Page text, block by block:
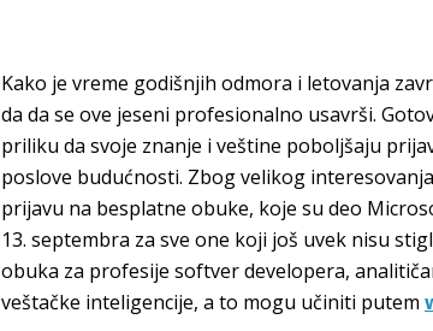
Kako je vreme godišnjih odmora i letovanja
da da se ove jeseni profesionalno usavrši.
priliku da svoje znanje i veštine poboljšaju
poslove budućnosti. Zbog velikog
prijavu na besplatne obuke, koje su deo
13. septembra za sve one koji još uvek nisu
obuka za profesije softver developera,
veštačke inteligencije, a to mogu učiniti putem